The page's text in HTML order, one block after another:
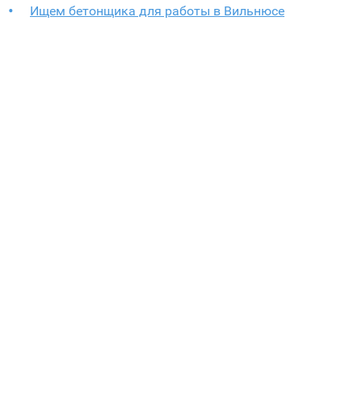
Ищем бетонщика для работы в Вильнюсе